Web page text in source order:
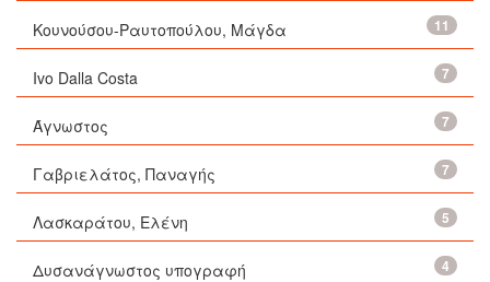
11
Κουνούσου-Ραυτοπούλου, Μάγδα
7
Ivo Dalla Costa
7
Άγνωστος
7
Γαβριελάτος, Παναγής
5
Λασκαράτου, Ελένη
4
Δυσανάγνωστος υπογραφή